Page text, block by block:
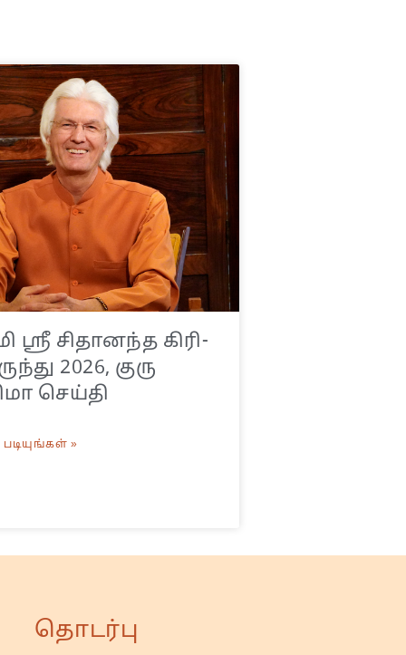
ஸ்ரீ சிதானந்த கிரி-
2026, குரு
செய்தி
»
தொடர்பு